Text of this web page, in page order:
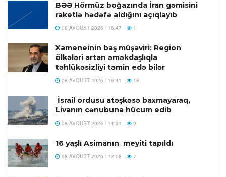
BƏƏ Hörmüz boğazında İran gəmisini
raketlə hədəfə aldığını açıqlayıb
08 AVQUST 2026 / 16:47 1
Xameneinin baş müşaviri: Region
ölkələri artan əməkdaşlıqla
təhlükəsizliyi təmin edə bilər
08 AVQUST 2026 / 16:41 18
İsrail ordusu atəşkəsə baxmayaraq,
Livanın cənubuna hücum edib
08 AVQUST 2026 / 14:31 9
16 yaşlı Asimanın meyiti tapıldı
08 AVQUST 2026 / 12:08 7